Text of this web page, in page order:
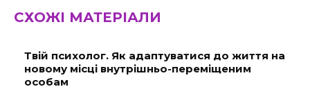
СХОЖІ МАТЕРІАЛИ
Твій психолог. Як адаптуватися до життя на
новому місці внутрішньо-переміщеним
особам